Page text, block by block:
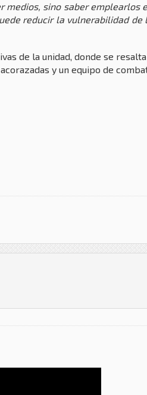
sino saber emplearlos
reducir la vulnerabilidad
de la unidad, donde se
y un equipo de